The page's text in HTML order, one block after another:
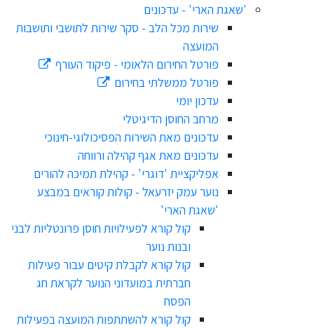
'שאגת הארי' - עדכונים
שירות מכל הלב - סקר שירות לתושבי ותושבות
המועצה
פורטל החירום הלאומי - פיקוד העורף
פורטל ממשלתי בחירום
עדכון יומי
מרחב החוסן הדיגיטלי
עדכונים מאת השירות הפסיכולוגי-חינוכי
עדכונים מאת אגף קהילה ורווחה
אפליקציית 'דוגרי' - קהילת תמיכה להורים
נוער עמק יזרעאל - קולות קוראים במבצע
'שאגת הארי'
קול קורא לפעילויות חוסן פרונטליות לבני
ובנות נוער
קול קורא לקבלת קיטים עבור פעילות
חברתית במועדוני הנוער לקראת חג
הפסח
קול קורא להשתתפות המועצה בפעילות